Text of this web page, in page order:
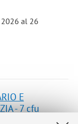
al 26
E
- 7 cfu